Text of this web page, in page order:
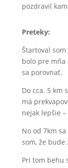
pozdravil
Preteky:
Štartoval
bolo pre mňa
sa porovnať.
Do cca. 5 km
má
nejak lepšie
No od 7km
som, že bude
Pri tom behu